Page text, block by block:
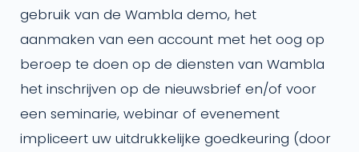
gebruik van de Wambla demo, het
aanmaken van een account met het oog op
beroep te doen op de diensten van Wambla
het inschrijven op de nieuwsbrief en/of voor
een seminarie, webinar of evenement
impliceert uw uitdrukkelijke goedkeuring (door